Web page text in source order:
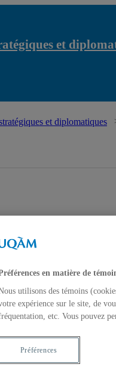
et
et diplomatiques
en matière de
utilisons des témoins
expérience sur le site, de
etc. Vous pouvez
Préférences